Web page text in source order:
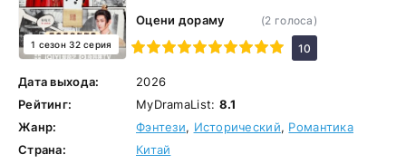
1 сезон 32 серия
Оцени дораму
1
2 3 4 5 6 7 8 9 10
(2 голоса)
10
Дата выхода:
2026
Рейтинг:
MyDramaList: 8.1
Жанр:
Фэнтези, Исторический, Романтика
Страна:
Китай